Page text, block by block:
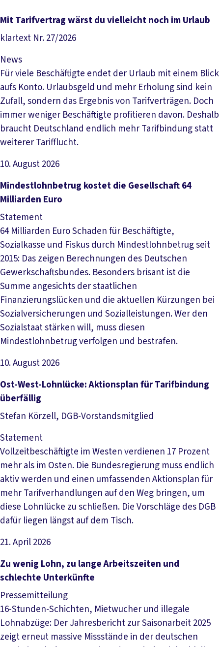
Mit Tarifvertrag wärst du vielleicht noch im Urlaub
klartext Nr. 27/2026
News
Für viele Beschäftigte endet der Urlaub mit einem Blick
aufs Konto. Urlaubsgeld und mehr Erholung sind kein
Zufall, sondern das Ergebnis von Tarifverträgen. Doch
immer weniger Beschäftigte profitieren davon. Deshalb
braucht Deutschland endlich mehr Tarifbindung statt
weiterer Tarifflucht.
10. August 2026
Artikel lesen
Mindestlohnbetrug kostet die Gesellschaft 64
Milliarden Euro
Statement
64 Milliarden Euro Schaden für Beschäftigte,
Sozialkasse und Fiskus durch Mindestlohnbetrug seit
2015: Das zeigen Berechnungen des Deutschen
Gewerkschaftsbundes. Besonders brisant ist die
Summe angesichts der staatlichen
Finanzierungslücken und die aktuellen Kürzungen bei
Sozialversicherungen und Sozialleistungen. Wer den
Sozialstaat stärken will, muss diesen
Mindestlohnbetrug verfolgen und bestrafen.
10. August 2026
Artikel lesen
Ost-West-Lohnlücke: Aktionsplan für Tarifbindung
überfällig
Stefan Körzell, DGB-Vorstandsmitglied
Statement
Vollzeitbeschäftigte im Westen verdienen 17 Prozent
mehr als im Osten. Die Bundesregierung muss endlich
aktiv werden und einen umfassenden Aktionsplan für
mehr Tarifverhandlungen auf den Weg bringen, um
diese Lohnlücke zu schließen. Die Vorschläge des DGB
dafür liegen längst auf dem Tisch.
21. April 2026
Artikel lesen
Zu wenig Lohn, zu lange Arbeitszeiten und
schlechte Unterkünfte
Pressemitteilung
16-Stunden-Schichten, Mietwucher und illegale
Lohnabzüge: Der Jahresbericht zur Saisonarbeit 2025
zeigt erneut massive Missstände in der deutschen